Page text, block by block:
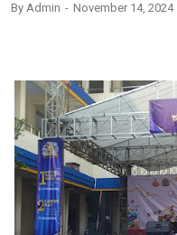
By Admin November 14, 2024